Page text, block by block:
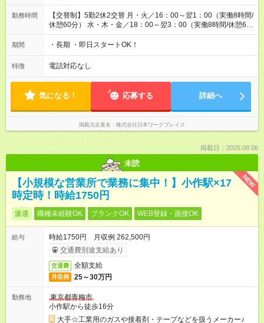
勤務時間
【交替制】5勤2休2交替 月・火／16：00～翌1：00（実働8時間/
休憩60分） 水・木・金／18：00～翌3：00（実働8時間/休憩60
分）
期間 ・長期 ・即日スタートOK！
特徴 電話対応なし
気になる！ 応募する 詳細へ
掲載元企業名 株式会社日本ワークプレイス
掲載日：2026.08.06
未読
NEW
【小規模な営業所で業務に集中！】小作駅×17
時定時！時給1750円
派遣 職種未経験OK ブランクOK WEB登録・面接OK
給与
時給1750円 月収例 262,500円
交通費別途支給あり
交通費 全額支給
月収例 25～30万円
勤務地
東京都青梅市
小作駅から徒歩16分
大手☆工業用のガスや接着剤・テープなどを扱うメーカー♪